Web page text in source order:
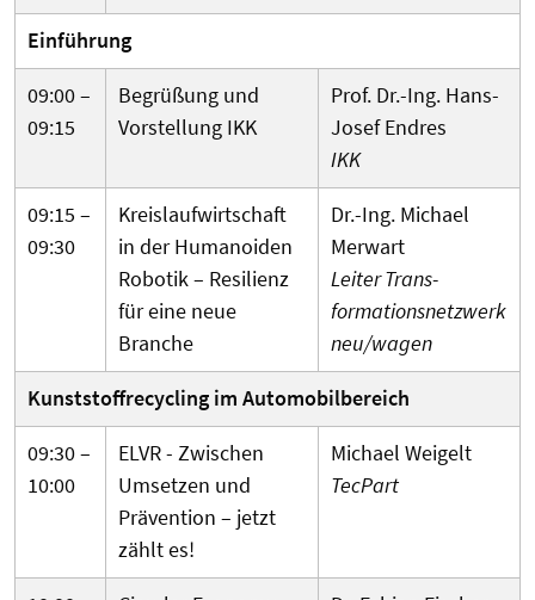
Einführung
09:00 –
09:15
Begrüßung und
Vorstellung IKK
Prof. Dr.-Ing. Hans-
Josef Endres
IKK
09:15 –
09:30
Kreis­lauf­wirt­schaft
in der Huma­noiden
Robotik – Resilienz
für eine neue
Branche
Dr.-Ing. Michael
Merwart
Leiter Trans­­
formations­­netzwerk
neu/wagen
Kunst­stoff­recycling im Automobil­bereich
09:30 –
10:00
ELVR - Zwischen
Umsetzen und
Prävention – jetzt
zählt es!
Michael Weigelt
TecPart